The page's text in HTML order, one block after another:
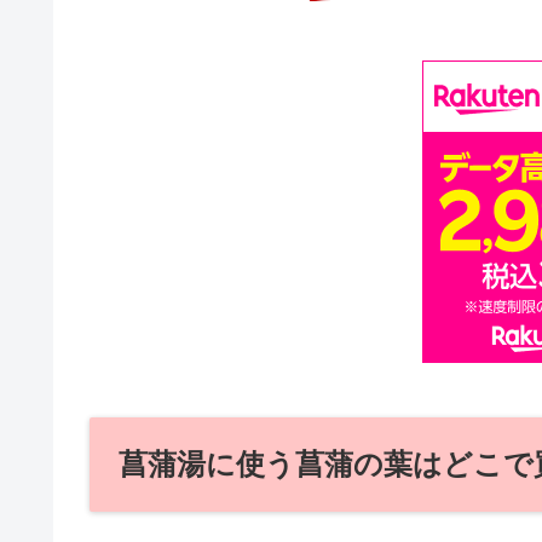
菖蒲湯に使う菖蒲の葉はどこで